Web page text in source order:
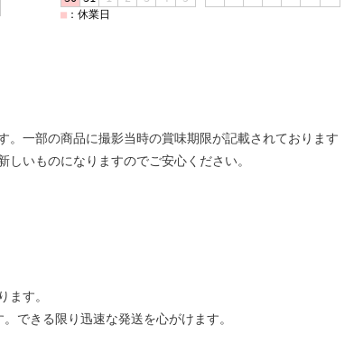
。一部の商品に撮影当時の賞味期限が記載されております
しいものになりますのでご安心ください。
ます。
できる限り迅速な発送を心がけます。